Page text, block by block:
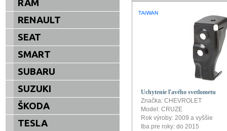
Uchytenie ľavého svetlometu
Značka: CHEVROLET
Model: CRUZE
Rok výroby: 2009 a vyššie
Iba pre roky: do 2015
RAM
RENAULT
SEAT
SMART
SUBARU
SUZUKI
ŠKODA
TESLA